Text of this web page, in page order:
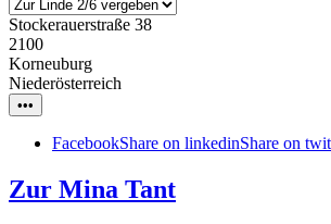
Stockerauerstraße 38
2100
Korneuburg
Niederösterreich
•••
FacebookShare on linkedinShare on
Zur Mina Tant